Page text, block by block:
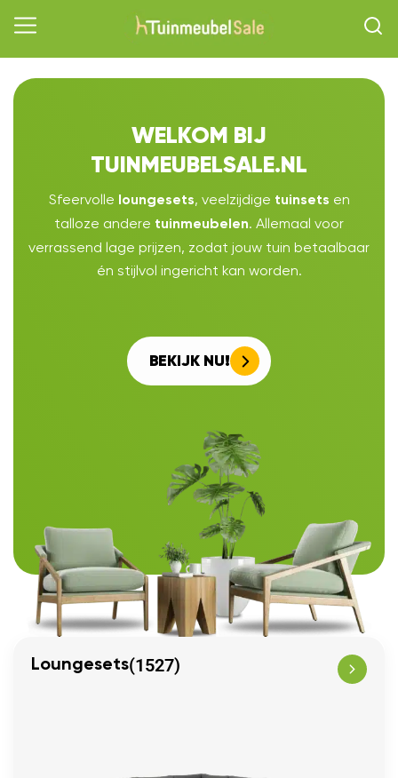
WELKOM BIJ
TUINMEUBELSALE.NL
Sfeervolle loungesets, veelzijdige tuinsets en
talloze andere tuinmeubelen. Allemaal voor
verrassend lage prijzen, zodat jouw tuin betaalbaar
én stijlvol ingericht kan worden.
BEKIJK NU!
Loungesets(1527)